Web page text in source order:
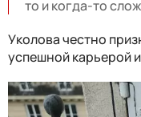
то и когда-то
Уколова честно
успешной карьерой